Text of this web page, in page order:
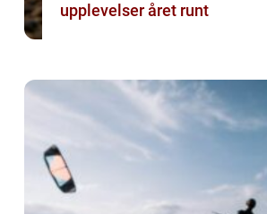
upplevelser året runt